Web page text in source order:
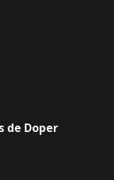
de Doper